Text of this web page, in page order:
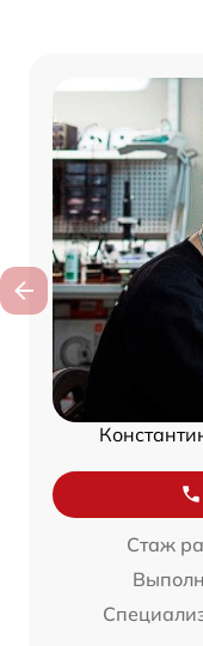
Стаж